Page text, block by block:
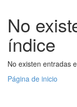
No
índice
No existen entradas
Página de inicio